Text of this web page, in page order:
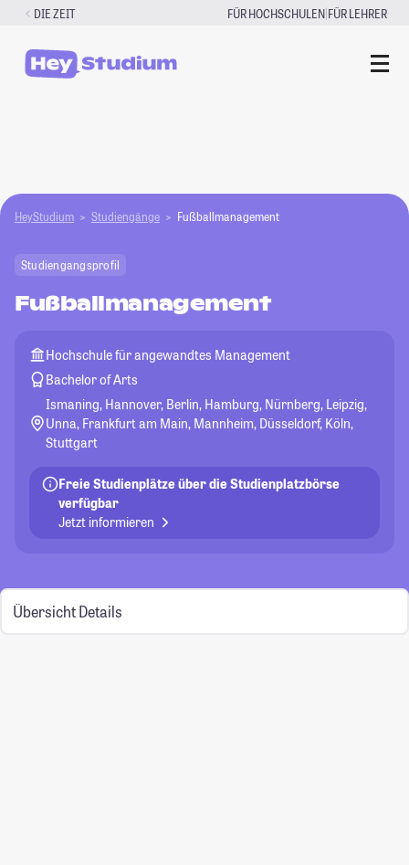
Zum
springen
DIE ZEIT FÜR HOCHSCHULEN|FÜR LEHRER
HeyStudium Studiengänge Fußballmanagement
Studiengangsprofil
Fußballmanagement
Hochschule für angewandtes Management
Bachelor of Arts
Ismaning, Hannover, Berlin, Hamburg, Nürnberg, Leipzig,
Unna, Frankfurt am Main, Mannheim, Düsseldorf, Köln,
Stuttgart
Freie Studienplätze über die Studienplatzbörse
verfügbar
Jetzt informieren
Übersicht Details